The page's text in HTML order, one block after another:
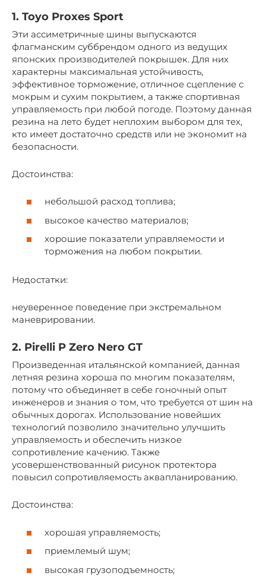
1. Toyo Proxes Sport
Эти ассиметричные шины выпускаются
флагманским суббрендом одного из ведущих
японских производителей покрышек. Для них
характерны максимальная устойчивость,
эффективное торможение, отличное сцепление с
мокрым и сухим покрытием, а также спортивная
управляемость при любой погоде. Поэтому данная
резина на лето будет неплохим выбором для тех,
кто имеет достаточно средств или не экономит на
безопасности.
Достоинства:
небольшой расход топлива;
высокое качество материалов;
хорошие показатели управляемости и
торможения на любом покрытии.
Недостатки:
неуверенное поведение при экстремальном
маневрировании.
2. Pirelli P Zero Nero GT
Произведенная итальянской компанией, данная
летняя резина хороша по многим показателям,
потому что объединяет в себе гоночный опыт
инженеров и знания о том, что требуется от шин на
обычных дорогах. Использование новейших
технологий позволило значительно улучшить
управляемость и обеспечить низкое
сопротивление качению. Также
усовершенствованный рисунок протектора
повысил сопротивляемость аквапланированию.
Достоинства:
хорошая управляемость;
приемлемый шум;
высокая грузоподъемность;